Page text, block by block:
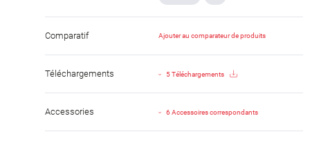
Comparatif Ajouter au comparateur de produits
Téléchargements 5 Téléchargements
Accessories 6 Accessoires correspondants